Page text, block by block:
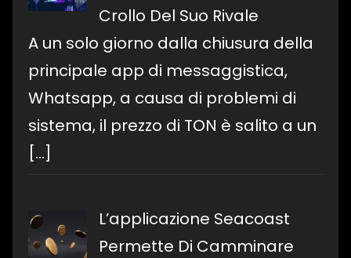
Crollo Del Suo Rivale
A un solo giorno dalla chiusura della
principale app di messaggistica,
Whatsapp, a causa di problemi di
sistema, il prezzo di TON è salito a un
[…]
L’applicazione Seacoast
Permette Di Camminare